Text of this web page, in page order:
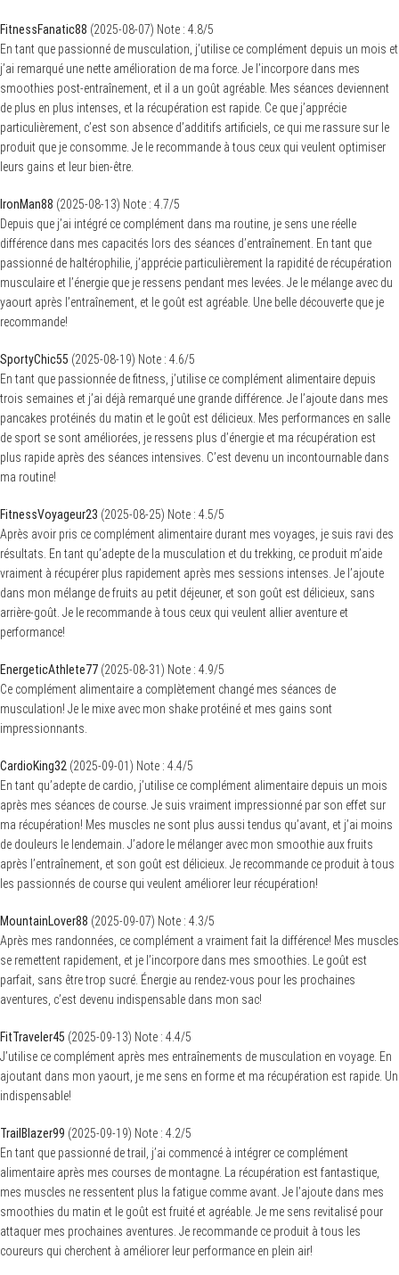
FitnessFanatic88 (2025-08-07) Note : 4.8/5
En tant que passionné de musculation, j’utilise ce complément depuis un mois et
j’ai remarqué une nette amélioration de ma force. Je l’incorpore dans mes
smoothies post-entraînement, et il a un goût agréable. Mes séances deviennent
de plus en plus intenses, et la récupération est rapide. Ce que j’apprécie
particulièrement, c’est son absence d’additifs artificiels, ce qui me rassure sur le
produit que je consomme. Je le recommande à tous ceux qui veulent optimiser
leurs gains et leur bien-être.
IronMan88 (2025-08-13) Note : 4.7/5
Depuis que j’ai intégré ce complément dans ma routine, je sens une réelle
différence dans mes capacités lors des séances d’entraînement. En tant que
passionné de haltérophilie, j’apprécie particulièrement la rapidité de récupération
musculaire et l’énergie que je ressens pendant mes levées. Je le mélange avec du
yaourt après l’entraînement, et le goût est agréable. Une belle découverte que je
recommande!
SportyChic55 (2025-08-19) Note : 4.6/5
En tant que passionnée de fitness, j’utilise ce complément alimentaire depuis
trois semaines et j’ai déjà remarqué une grande différence. Je l’ajoute dans mes
pancakes protéinés du matin et le goût est délicieux. Mes performances en salle
de sport se sont améliorées, je ressens plus d’énergie et ma récupération est
plus rapide après des séances intensives. C’est devenu un incontournable dans
ma routine!
FitnessVoyageur23 (2025-08-25) Note : 4.5/5
Après avoir pris ce complément alimentaire durant mes voyages, je suis ravi des
résultats. En tant qu’adepte de la musculation et du trekking, ce produit m’aide
vraiment à récupérer plus rapidement après mes sessions intenses. Je l’ajoute
dans mon mélange de fruits au petit déjeuner, et son goût est délicieux, sans
arrière-goût. Je le recommande à tous ceux qui veulent allier aventure et
performance!
EnergeticAthlete77 (2025-08-31) Note : 4.9/5
Ce complément alimentaire a complètement changé mes séances de
musculation! Je le mixe avec mon shake protéiné et mes gains sont
impressionnants.
CardioKing32 (2025-09-01) Note : 4.4/5
En tant qu’adepte de cardio, j’utilise ce complément alimentaire depuis un mois
après mes séances de course. Je suis vraiment impressionné par son effet sur
ma récupération! Mes muscles ne sont plus aussi tendus qu’avant, et j’ai moins
de douleurs le lendemain. J’adore le mélanger avec mon smoothie aux fruits
après l’entraînement, et son goût est délicieux. Je recommande ce produit à tous
les passionnés de course qui veulent améliorer leur récupération!
MountainLover88 (2025-09-07) Note : 4.3/5
Après mes randonnées, ce complément a vraiment fait la différence! Mes muscles
se remettent rapidement, et je l’incorpore dans mes smoothies. Le goût est
parfait, sans être trop sucré. Énergie au rendez-vous pour les prochaines
aventures, c’est devenu indispensable dans mon sac!
FitTraveler45 (2025-09-13) Note : 4.4/5
J’utilise ce complément après mes entraînements de musculation en voyage. En
ajoutant dans mon yaourt, je me sens en forme et ma récupération est rapide. Un
indispensable!
TrailBlazer99 (2025-09-19) Note : 4.2/5
En tant que passionné de trail, j’ai commencé à intégrer ce complément
alimentaire après mes courses de montagne. La récupération est fantastique,
mes muscles ne ressentent plus la fatigue comme avant. Je l’ajoute dans mes
smoothies du matin et le goût est fruité et agréable. Je me sens revitalisé pour
attaquer mes prochaines aventures. Je recommande ce produit à tous les
coureurs qui cherchent à améliorer leur performance en plein air!